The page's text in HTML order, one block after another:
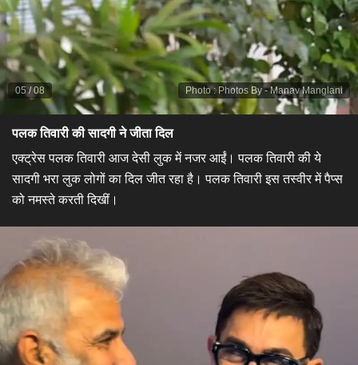
Photo: Photos By - Manav Manglani
05 /08
पलक तिवारी की सादगी ने जीता दिल
एक्ट्रेस पलक तिवारी आज देसी लुक में नजर आईं। पलक तिवारी की ये
सादगी भरा लुक लोगों का दिल जीत रहा है। पलक तिवारी इस तस्वीर में पैप्स
को नमस्ते करती दिखीं।